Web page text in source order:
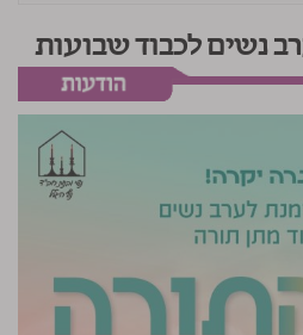
נשים לכבוד שבועות